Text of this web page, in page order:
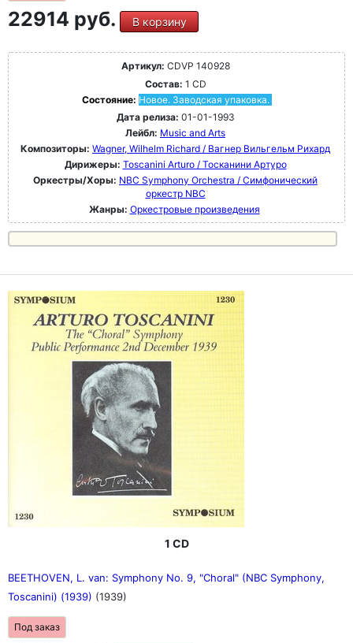
22914 руб. В корзину
Артикул: CDVP 140928
Состав: 1 CD
Состояние: Новое. Заводская упаковка.
Дата релиза: 01-01-1993
Лейбл: Music and Arts
Композиторы: Wagner, Wilhelm Richard / Вагнер Вильгельм Рихард
Дирижеры: Toscanini Arturo / Тосканини Артуро
Оркестры/Хоры: NBC Symphony Orchestra / Симфонический
оркестр NBC
Жанры: Оркестровые произведения
1 CD
BEETHOVEN, L. van: Symphony No. 9, "Choral" (NBC Symphony,
Toscanini) (1939) (1939)
Под заказ